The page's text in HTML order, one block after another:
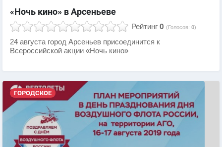
«Ночь кино» в Арсеньеве
Рейтинг 0 (Голосов: 0)
24 августа город Арсеньев присоединится к
Всероссийской акции «Ночь кино»
ГОРОДСКОЕ